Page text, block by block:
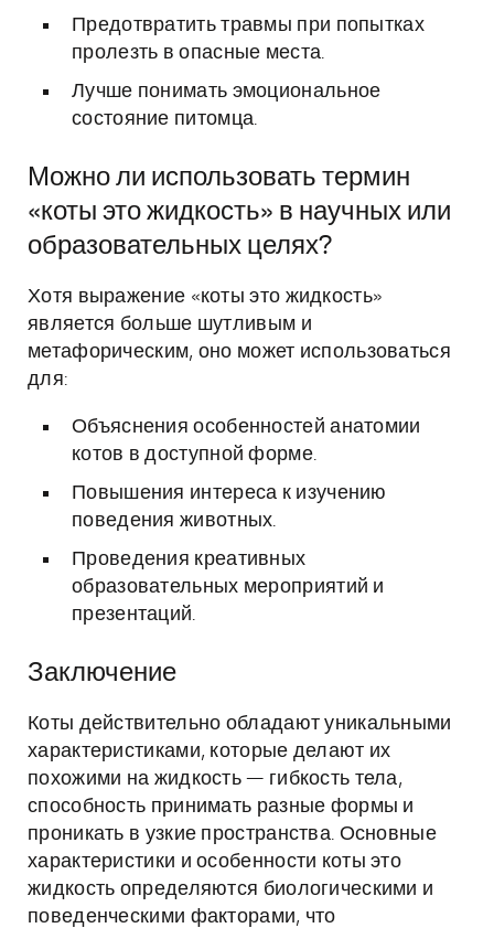
Предотвратить травмы при попытках
пролезть в опасные места.
Лучше понимать эмоциональное
состояние питомца.
Можно ли использовать термин
«коты это жидкость» в научных или
образовательных целях?
Хотя выражение «коты это жидкость»
является больше шутливым и
метафорическим, оно может использоваться
для:
Объяснения особенностей анатомии
котов в доступной форме.
Повышения интереса к изучению
поведения животных.
Проведения креативных
образовательных мероприятий и
презентаций.
Заключение
Коты действительно обладают уникальными
характеристиками, которые делают их
похожими на жидкость — гибкость тела,
способность принимать разные формы и
проникать в узкие пространства. Основные
характеристики и особенности коты это
жидкость определяются биологическими и
поведенческими факторами, что